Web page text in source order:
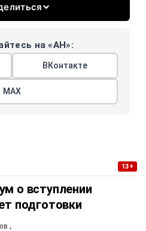
на «АН»:
ВКонтакте
МАХ
13+
о вступлении
подготовки
,